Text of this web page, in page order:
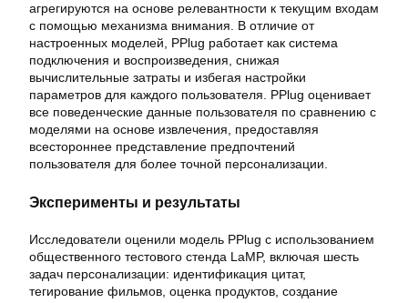
агрегируются на основе релевантности к текущим входам
с помощью механизма внимания. В отличие от
настроенных моделей, PPlug работает как система
подключения и воспроизведения, снижая
вычислительные затраты и избегая настройки
параметров для каждого пользователя. PPlug оценивает
все поведенческие данные пользователя по сравнению с
моделями на основе извлечения, предоставляя
всестороннее представление предпочтений
пользователя для более точной персонализации.
Эксперименты и результаты
Исследователи оценили модель PPlug с использованием
общественного тестового стенда LaMP, включая шесть
задач персонализации: идентификация цитат,
тегирование фильмов, оценка продуктов, создание